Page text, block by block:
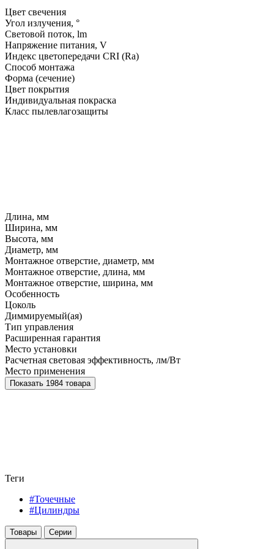
Цвет свечения
Угол излучения, °
Световой поток, lm
Напряжение питания, V
Индекс цветопередачи CRI (Ra)
Способ монтажа
Форма (сечение)
Цвет покрытия
Индивидуальная покраска
Класс пылевлагозащиты
Длина, мм
Ширина, мм
Высота, мм
Диаметр, мм
Монтажное отверстие, диаметр, мм
Монтажное отверстие, длина, мм
Монтажное отверстие, ширина, мм
Особенность
Цоколь
Диммируемый(ая)
Тип управления
Расширенная гарантия
Место установки
Расчетная световая эффективность, лм/Вт
Место применения
Показать 1984 товара
Теги
#Точечные
#Цилиндры
Товары Серии